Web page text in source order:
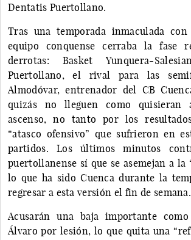
Dentatis Puertollano.
Tras una temporada inmaculada
equipo conquense cerraba la fase
derrotas: Basket Yunquera-
Puertollano, el rival para las
Almodóvar, entrenador del CB
quizás no lleguen como quisieran
ascenso, no tanto por los
“atasco ofensivo” que sufrieron en
partidos. Los últimos minutos
puertollanense sí que se asemejan a la
lo que ha sido Cuenca durante la
regresar a esta versión el fin de semana.
Acusarán una baja importante
Álvaro por lesión, lo que quita una